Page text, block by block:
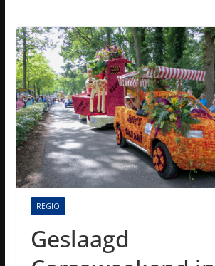
REGIO
Geslaagd